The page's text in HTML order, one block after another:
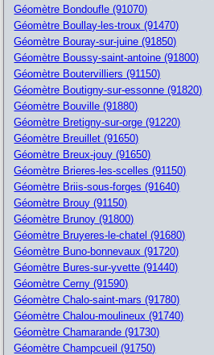
Géomètre Bondoufle (91070)
Géomètre Boullay-les-troux (91470)
Géomètre Bouray-sur-juine (91850)
Géomètre Boussy-saint-antoine (91800)
Géomètre Boutervilliers (91150)
Géomètre Boutigny-sur-essonne (91820)
Géomètre Bouville (91880)
Géomètre Bretigny-sur-orge (91220)
Géomètre Breuillet (91650)
Géomètre Breux-jouy (91650)
Géomètre Brieres-les-scelles (91150)
Géomètre Briis-sous-forges (91640)
Géomètre Brouy (91150)
Géomètre Brunoy (91800)
Géomètre Bruyeres-le-chatel (91680)
Géomètre Buno-bonnevaux (91720)
Géomètre Bures-sur-yvette (91440)
Géomètre Cerny (91590)
Géomètre Chalo-saint-mars (91780)
Géomètre Chalou-moulineux (91740)
Géomètre Chamarande (91730)
Géomètre Champcueil (91750)